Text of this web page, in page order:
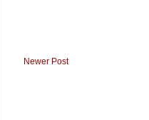
Newer Post